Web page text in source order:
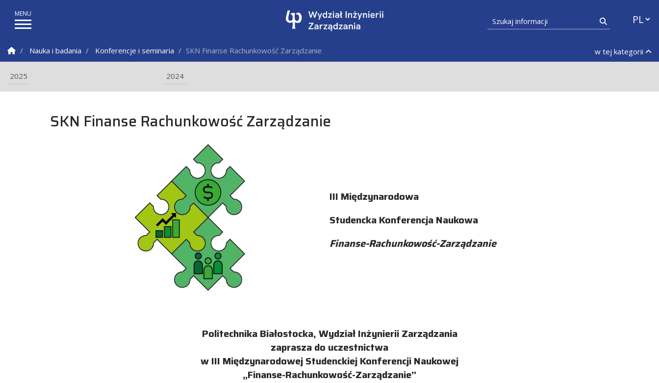
Szukaj informacji
Strona Główna
Nauka i badania Konferencje i seminaria SKN Finanse Rachunkowość Zarządzanie w tej kategorii
2025 2024
SKN Finanse Rachunkowość Zarządzanie
III Międzynarodowa
Studencka Konferencja Naukowa
Finanse-Rachunkowość-Zarządzanie
Politechnika Białostocka, Wydział Inżynierii Zarządzania
zaprasza do uczestnictwa
w III Międzynarodowej Studenckiej Konferencji Naukowej
„Finanse-Rachunkowość-Zarządzanie”